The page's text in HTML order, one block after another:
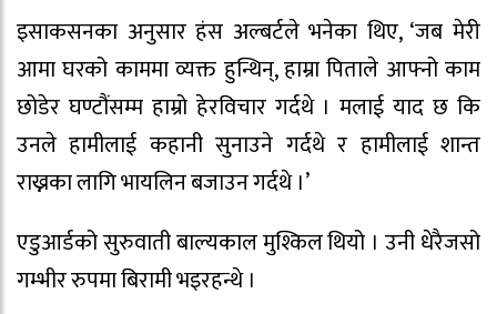
इसाकसनका अनुसार हंस अल्बर्टले भनेका थिए, ‘जब मेरी
आमा घरको काममा व्यक्त हुन्थिन्, हाम्रा पिताले आफ्नो काम
छोडेर घण्टौंसम्म हाम्रो हेरविचार गर्दथे । मलाई याद छ कि
उनले हामीलाई कहानी सुनाउने गर्दथे र हामीलाई शान्त
राख्नका लागि भायलिन बजाउन गर्दथे ।’
एडुआर्डको सुरुवाती बाल्यकाल मुश्किल थियो । उनी धेरैजसो
गम्भीर रुपमा बिरामी भइरहन्थे ।